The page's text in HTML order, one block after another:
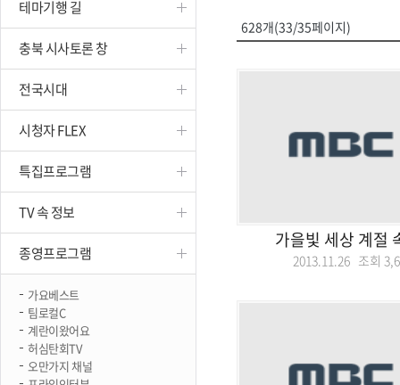
테마기행 길
충북 시사토론 창
전국시대
시청자 FLEX
특집프로그램
TV 속 정보
종영프로그램
가요베스트
팀로컬C
계란이왔어요
허심탄회TV
오만가지 채널
628개(33/35페이지)
가을빛 세상 계절
2013.11.26 조회